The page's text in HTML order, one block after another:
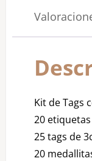
Kit de Tags
20
25 tags de
20